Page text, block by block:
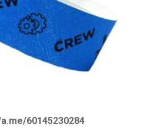
60145230284